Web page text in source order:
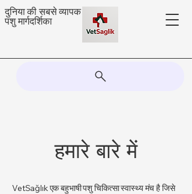
दुनिया की सबसे व्यापक
पशु मार्गदर्शिका
हमारे बारे में
VetSağlık एक बहुभाषी पशु चिकित्सा स्वास्थ्य मंच है जिसे